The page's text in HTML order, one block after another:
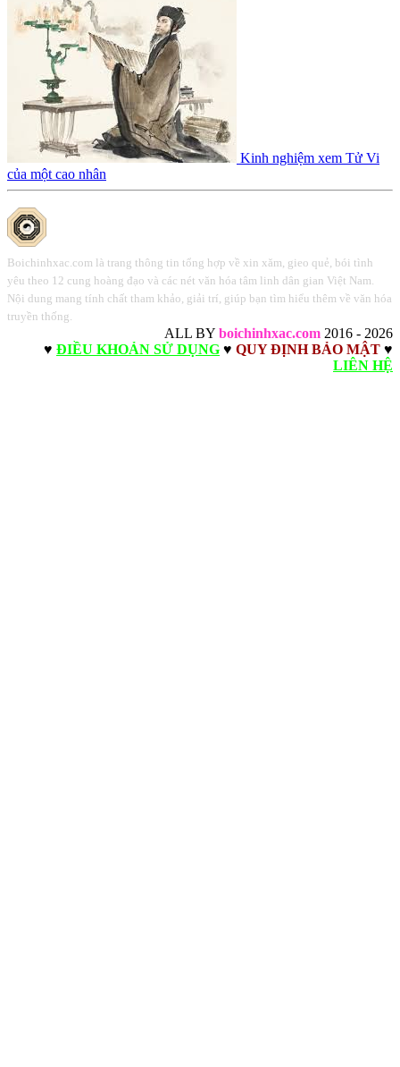
Kinh nghiệm xem Tử Vi
của một cao nhân
Boichinhxac.com là trang thông tin tổng hợp về xin xăm, gieo quẻ, bói tình
yêu theo 12 cung hoàng đạo và các nét văn hóa tâm linh dân gian Việt Nam.
Nội dung mang tính chất tham khảo, giải trí, giúp bạn tìm hiểu thêm về văn hóa
truyền thống.
ALL BY boichinhxac.com 2016 - 2026
♥ ĐIỀU KHOẢN SỬ DỤNG ♥ QUY ĐỊNH BẢO MẬT ♥
LIÊN HỆ